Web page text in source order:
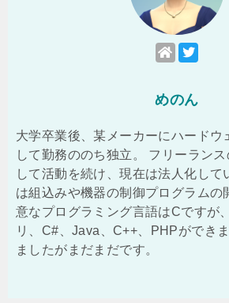
めのん
大学卒業後、某メーカーにハードウ
して勤務ののち独立。 フリーラン
して活動を続け、現在は法人化して
は組込みや機器の制御プログラムの
意なプログラミング言語はCですが
リ、C#、Java、C++、PHPができ
ましたがまだまだです。